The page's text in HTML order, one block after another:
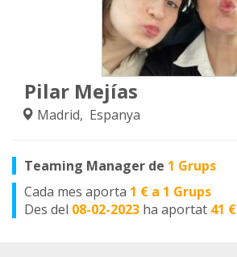
Pilar Mejías
Madrid, Espanya
Teaming Manager de 1 Grups
Cada mes aporta 1 € a 1 Grups
Des del 08-02-2023 ha aportat 41 €